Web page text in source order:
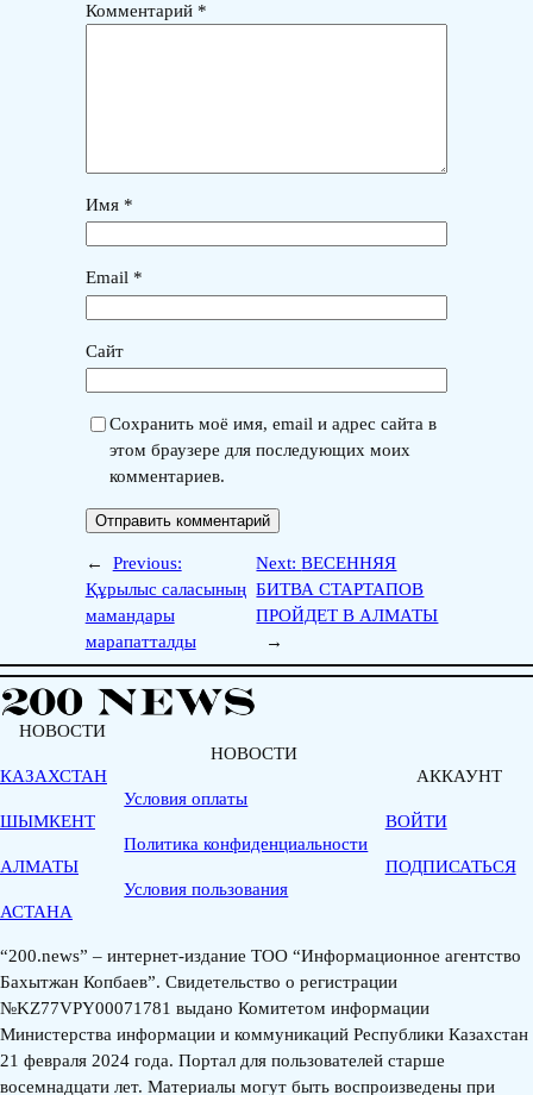
Комментарий *
Имя *
Email *
Сайт
Сохранить моё имя, email и адрес сайта в
этом браузере для последующих моих
комментариев.
←
Previous:
Құрылыс саласының
мамандары
марапатталды
Next:ВЕСЕННЯЯ
БИТВА СТАРТАПОВ
ПРОЙДЕТ В АЛМАТЫ
→
НОВОСТИ
КАЗАХСТАН
ШЫМКЕНТ
АЛМАТЫ
АСТАНА
НОВОСТИ
Условия оплаты
Политика конфиденциальности
Условия пользования
АККАУНТ
ВОЙТИ
ПОДПИСАТЬСЯ
“200.news” – интернет-издание ТОО “Информационное агентство
Бахытжан Копбаев”. Свидетельство о регистрации
№KZ77VPY00071781 выдано Комитетом информации
Министерства информации и коммуникаций Республики Казахстан
21 февраля 2024 года. Портал для пользователей старше
восемнадцати лет. Материалы могут быть воспроизведены при